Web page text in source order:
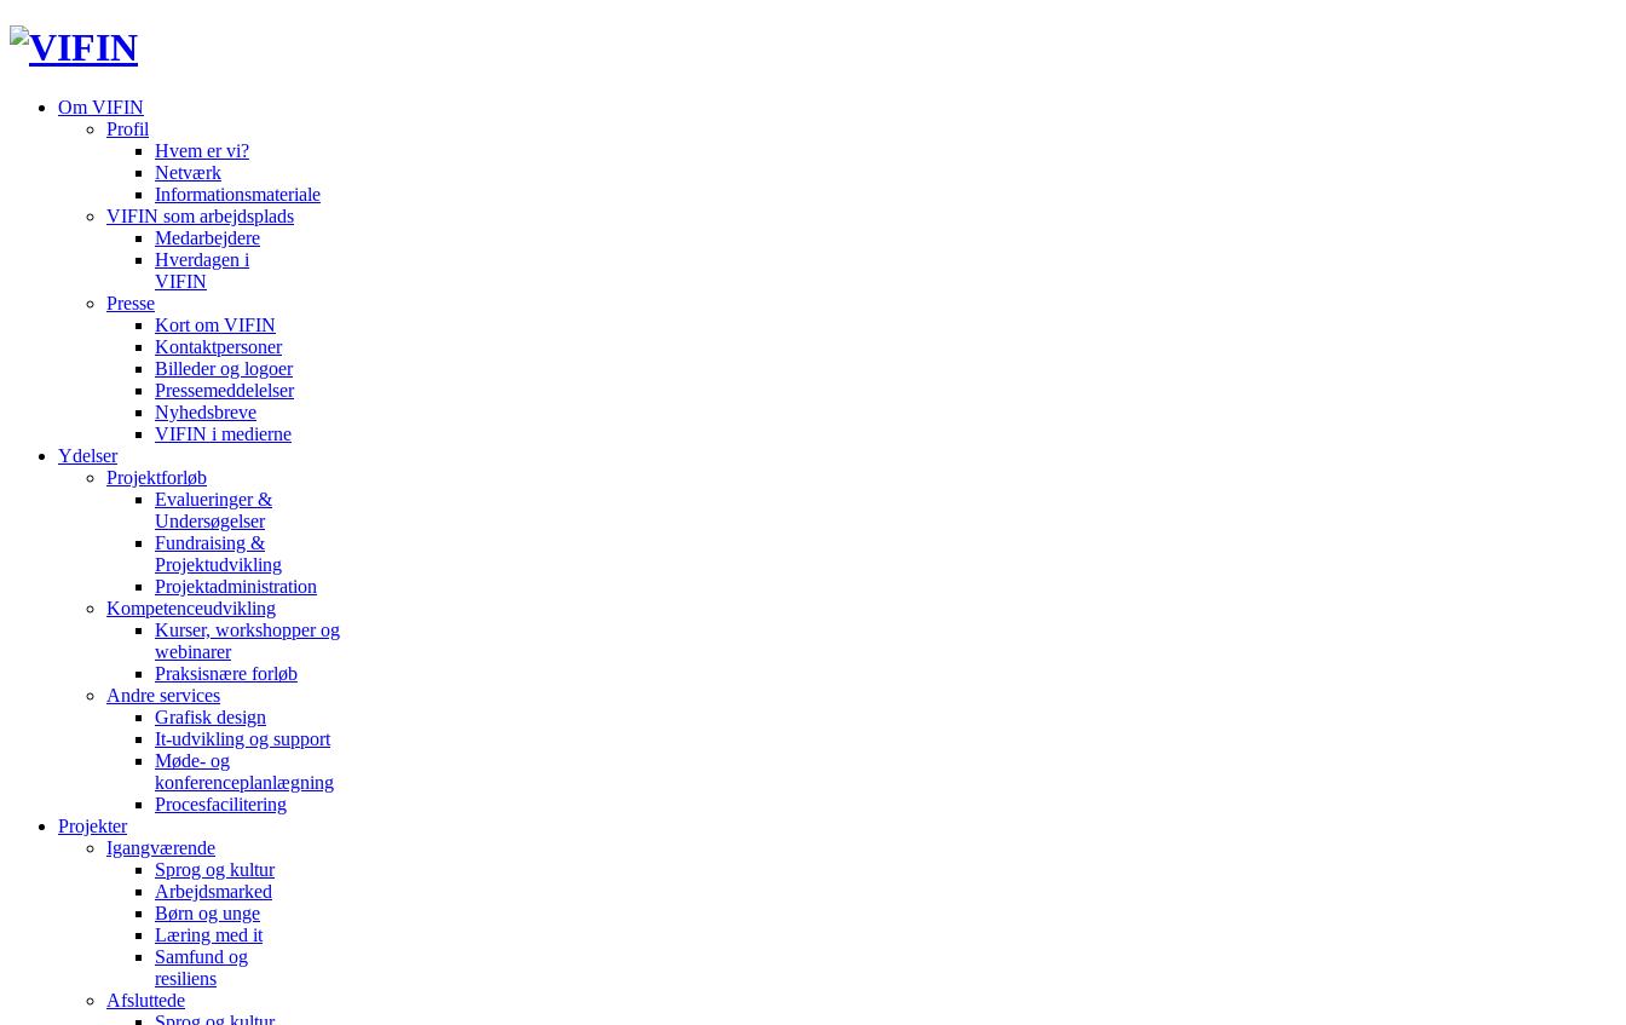
Om VIFIN
Profil
Hvem er vi?
Netværk
Informationsmateriale
VIFIN som arbejdsplads
Medarbejdere
Hverdagen i
VIFIN
Presse
Kort om VIFIN
Kontaktpersoner
Billeder og logoer
Pressemeddelelser
Nyhedsbreve
VIFIN i medierne
Ydelser
Projektforløb
Evalueringer &
Undersøgelser
Fundraising &
Projektudvikling
Projektadministration
Kompetenceudvikling
Kurser, workshopper og
webinarer
Praksisnære forløb
Andre services
Grafisk design
It-udvikling og support
Møde- og
konferenceplanlægning
Procesfacilitering
Projekter
Igangværende
Sprog og kultur
Arbejdsmarked
Børn og unge
Læring med it
Samfund og
resiliens
Afsluttede